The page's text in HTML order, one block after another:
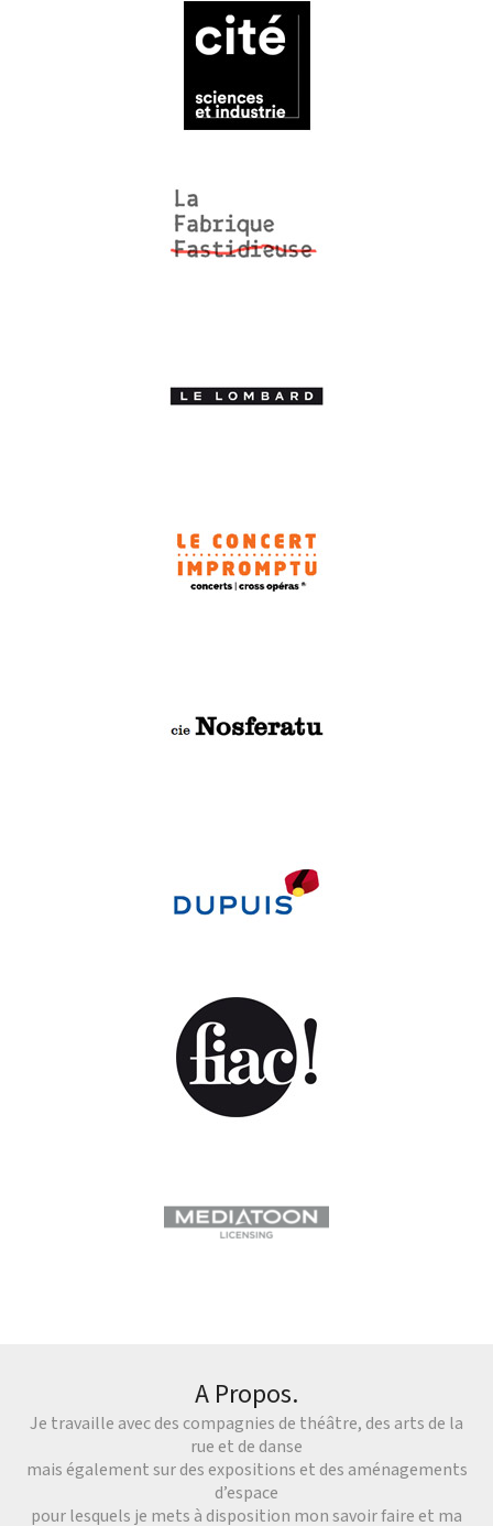
A Propos.
Je travaille avec des compagnies de théâtre, des arts de la
rue et de danse
mais également sur des expositions et des aménagements
d’espace
pour lesquels je mets à disposition mon savoir faire et ma